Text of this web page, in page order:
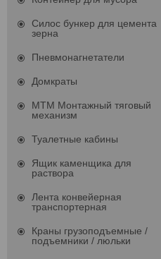
Силос бункер для цемента
зерна
Пневмонагнетатели
Домкраты
МТМ Монтажный тяговый
механизм
Туалетные кабины
Ящик каменщика для
раствора
Лента конвейерная
транспортерная
Краны грузоподъемные /
подъемники / люльки